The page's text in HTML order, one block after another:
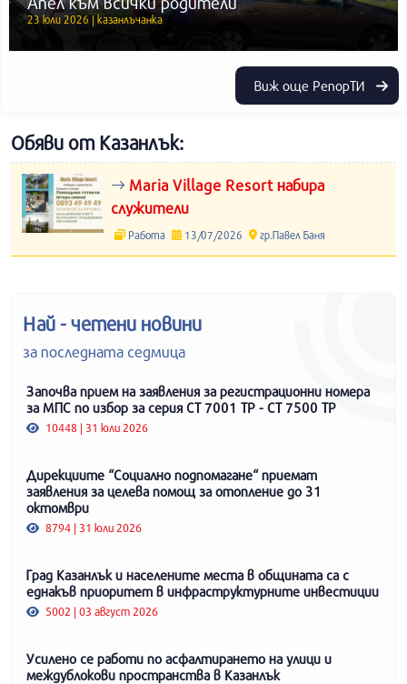
23 юли 2026 | казанлъчанка
Виж още РепорТИ
Обяви от Казанлък:
Maria Village Resort набира
служители
Работа 13/07/2026 гр.Павел Баня
Най - четени новини
за последната седмица
Започва прием на заявления за регистрационни номера
за МПС по избор за серия СТ 7001 ТР - СТ 7500 ТР
10448 | 31 юли 2026
Дирекциите “Социално подпомагане“ приемат
заявления за целева помощ за отопление до 31
октомври
8794 | 31 юли 2026
Град Казанлък и населените места в общината са с
еднакъв приоритет в инфраструктурните инвестиции
5002 | 03 август 2026
Усилено се работи по асфалтирането на улици и
междублокови пространства в Казанлък